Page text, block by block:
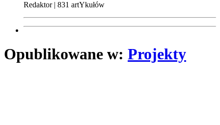
Redaktor | 831 artYkułów
Opublikowane w: Projekty